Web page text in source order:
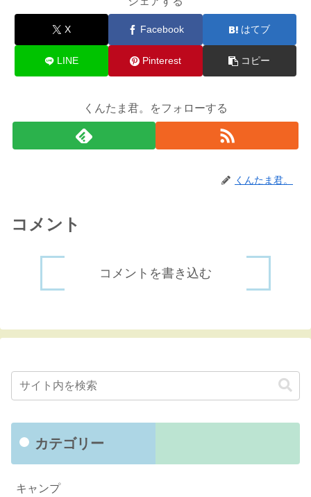
X Facebook はてブ
LINE Pinterest コピー
くんたま君。をフォローする
くんたま君。
コメント
コメントを書き込む
カテゴリー
キャンプ